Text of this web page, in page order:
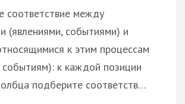
соответствие между
(явлениями, событиями) и
к этим процессам
событиям): к каждой позиции
подберите соответств…